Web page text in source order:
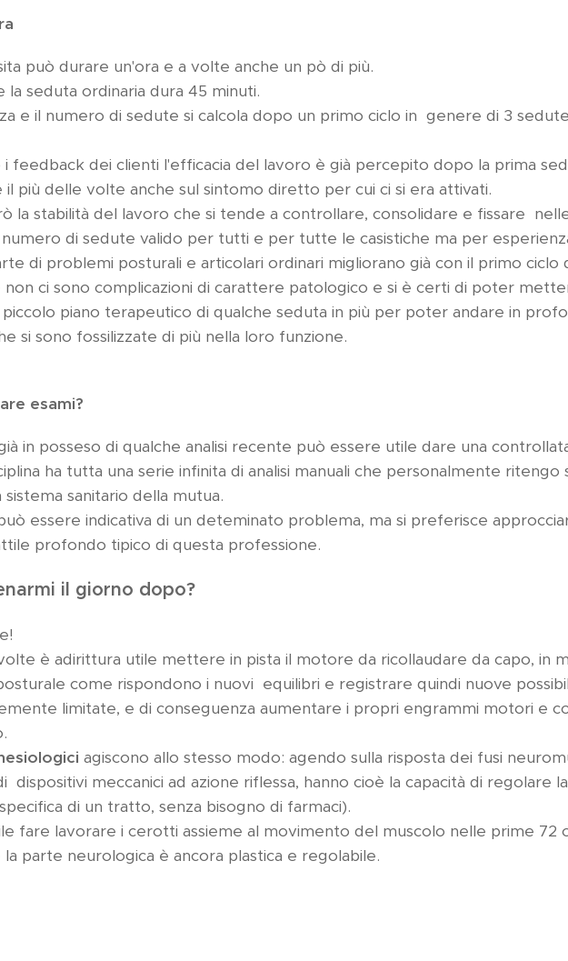
può durare un'ora e a volte anche un pò di più.
la seduta ordinaria dura 45 minuti.
e il numero di sedute si calcola dopo un primo ciclo in genere di 3
i feedback dei clienti l'efficacia del lavoro è già percepito dopo la prima
il più delle volte anche sul sintomo diretto per cui ci si era attivati.
la stabilità del lavoro che si tende a controllare, consolidare e fissare
di sedute valido per tutti e per tutte le casistiche ma per
di problemi posturali e articolari ordinari migliorano già con il primo ciclo
non ci sono complicazioni di carattere patologico e si è certi di poter
piccolo piano terapeutico di qualche seduta in più per poter andare in
si sono fossilizzate di più nella loro funzione.
esami?
in posseso di qualche analisi recente può essere utile dare una
ha tutta una serie infinita di analisi manuali che personalmente ritengo
sistema sanitario della mutua.
essere indicativa di un deteminato problema, ma si preferisce
profondo tipico di questa professione.
il giorno dopo?
è adirittura utile mettere in pista il motore da ricollaudare da capo, in
come rispondono i nuovi equilibri e registrare quindi nuove
limitate, e di conseguenza aumentare i propri engrammi motori e
agiscono allo stesso modo: agendo sulla risposta dei fusi
dispositivi meccanici ad azione riflessa, hanno cioè la capacità di regolare
di un tratto, senza bisogno di farmaci).
fare lavorare i cerotti assieme al movimento del muscolo nelle prime 72
parte neurologica è ancora plastica e regolabile.